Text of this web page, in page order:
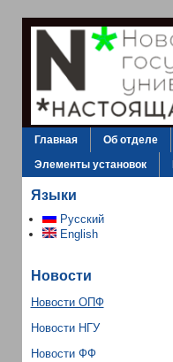
Главная Об отделе
Элементы установок
Языки
Русский
English
Новости
Новости ОПФ
Новости НГУ
Новости ФФ